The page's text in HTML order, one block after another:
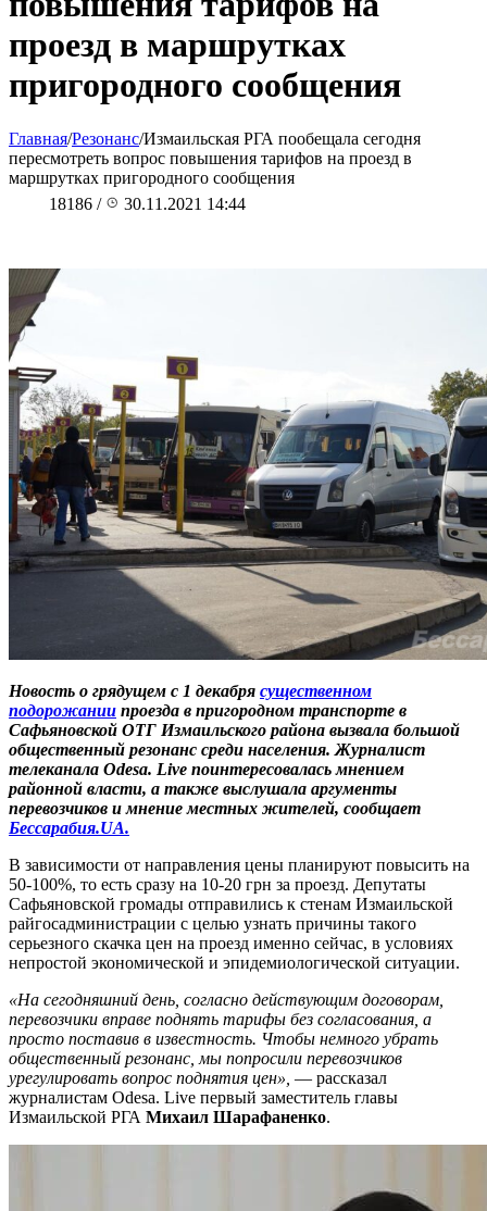
проезд в маршрутках
пригородного сообщения
Главная/Резонанс/Измаильская РГА пообещала сегодня
пересмотреть вопрос повышения тарифов на проезд в
маршрутках пригородного сообщения
18186 / 30.11.2021 14:44
Новость о грядущем с 1 декабря существенном
подорожании проезда в пригородном транспорте в
Сафьяновской ОТГ Измаильского района вызвала большой
общественный резонанс среди населения. Журналист
телеканала Odesa. Live поинтересовалась мнением
районной власти, а также выслушала аргументы
перевозчиков и мнение местных жителей, сообщает
Бессарабия.UA.
В зависимости от направления цены планируют повысить на
50-100%, то есть сразу на 10-20 грн за проезд. Депутаты
Сафьяновской громады отправились к стенам Измаильской
райгосадминистрации с целью узнать причины такого
серьезного скачка цен на проезд именно сейчас, в условиях
непростой экономической и эпидемиологической ситуации.
«На сегодняшний день, согласно действующим договорам,
перевозчики вправе поднять тарифы без согласования, а
просто поставив в известность. Чтобы немного убрать
общественный резонанс, мы попросили перевозчиков
урегулировать вопрос поднятия цен», — рассказал
журналистам Odesa. Live первый заместитель главы
Измаильской РГА Михаил Шарафаненко.